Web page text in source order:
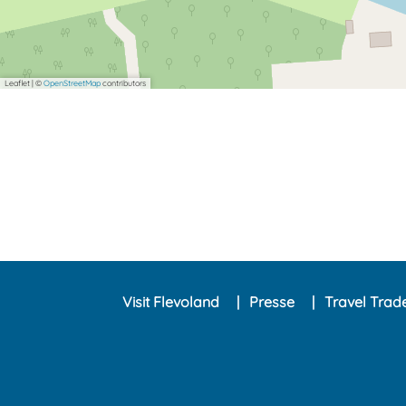
Leaflet|©OpenStreetMapcontributors
Visit Flevoland Presse Travel